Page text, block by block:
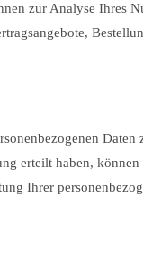
zur Analyse Ihres
Daten
erteilt haben,
Ihrer